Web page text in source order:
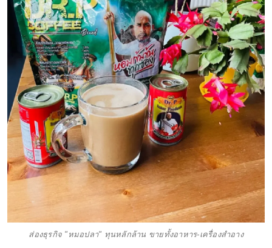
ส่องธุรกิจ "หมอปลา" ทุนหลักล้าน ขายทั้งอาหาร-เครื่องสำอาง